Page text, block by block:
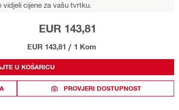
vidjeli cijene za vašu tvrtku.
EUR 143,81
EUR 143,81 / 1 Kom
U KOŠARICU
PROVJERI DOSTUPNOST